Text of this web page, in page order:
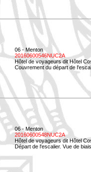
06 - Menton
20160600546NUC2A
Hôtel de voyageurs dit Hôtel
Couvrement du départ de
06 - Menton
20160600548NUC2A
Hôtel de voyageurs dit Hôtel
Départ de l'escalier. Vue de